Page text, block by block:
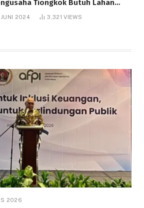
Tiongkok Butuh Lahan
Hektare
2024 3,321VIEWS
2026